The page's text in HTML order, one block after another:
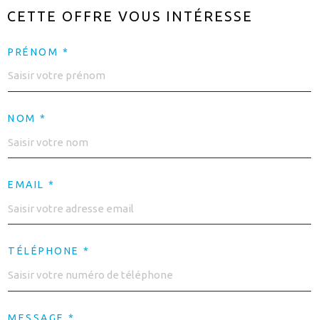
CETTE OFFRE VOUS INTÉRESSE
PRÉNOM *
NOM *
EMAIL *
TÉLÉPHONE *
MESSAGE *